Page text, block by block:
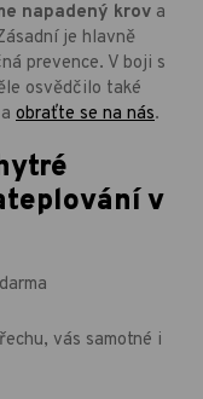
napadený krov a
je hlavně
prevence. V boji s
osvědčilo také
obraťte se na nás.
v
vás samotné i